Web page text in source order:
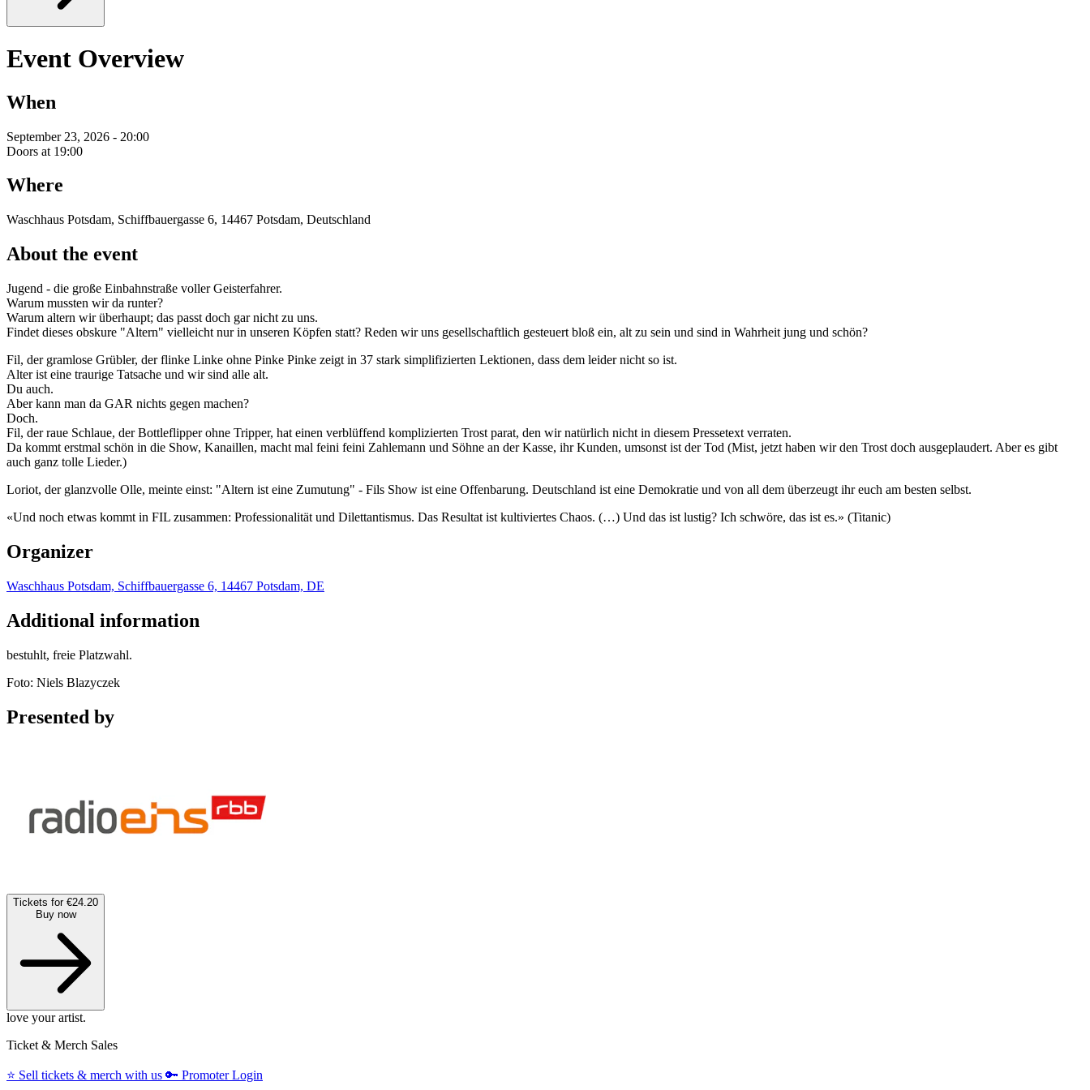
Event Overview
When
September 23, 2026 - 20:00
Doors at 19:00
Where
Waschhaus Potsdam, Schiffbauergasse 6, 14467 Potsdam, Deutschland
About the event
Jugend - die große Einbahnstraße voller Geisterfahrer.
Warum mussten wir da runter?
Warum altern wir überhaupt; das passt doch gar nicht zu uns.
Findet dieses obskure "Altern" vielleicht nur in unseren Köpfen statt? Reden wir uns gesellschaftlich gesteuert bloß ein, alt zu sein und sind in Wahrheit jung und schön?
Fil, der gramlose Grübler, der flinke Linke ohne Pinke Pinke zeigt in 37 stark simplifizierten Lektionen, dass dem leider nicht so ist.
Alter ist eine traurige Tatsache und wir sind alle alt.
Du auch.
Aber kann man da GAR nichts gegen machen?
Doch.
Fil, der raue Schlaue, der Bottleflipper ohne Tripper, hat einen verblüffend komplizierten Trost parat, den wir natürlich nicht in diesem Pressetext verraten.
Da kommt erstmal schön in die Show, Kanaillen, macht mal feini feini Zahlemann und Söhne an der Kasse, ihr Kunden, umsonst ist der Tod (Mist, jetzt haben wir den Trost doch ausgeplaudert. Aber es gibt
auch ganz tolle Lieder.)
Loriot, der glanzvolle Olle, meinte einst: "Altern ist eine Zumutung" - Fils Show ist eine Offenbarung. Deutschland ist eine Demokratie und von all dem überzeugt ihr euch am besten selbst.
«Und noch etwas kommt in FIL zusammen: Professionalität und Dilettantismus. Das Resultat ist kultiviertes Chaos. (…) Und das ist lustig? Ich schwöre, das ist es.» (Titanic)
Organizer
Waschhaus Potsdam, Schiffbauergasse 6, 14467 Potsdam, DE
Additional information
bestuhlt, freie Platzwahl.
Foto: Niels Blazyczek
Presented by
Tickets for €24.20
Buy now
love your artist.
Ticket & Merch Sales
⭐️ Sell tickets & merch with us 🔑 Promoter Login